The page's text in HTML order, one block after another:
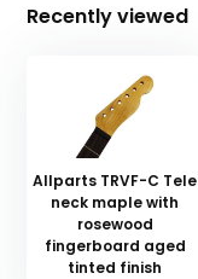
Recently viewed
Allparts TRVF-C Tele
neck maple with
rosewood
fingerboard aged
tinted finish